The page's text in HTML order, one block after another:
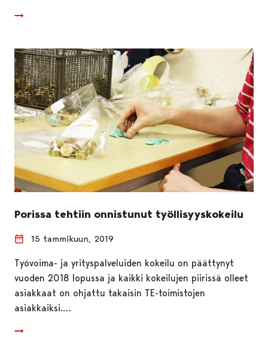
Porissa tehtiin onnistunut työllisyyskokeilu
15 tammikuun, 2019
Työvoima- ja yrityspalveluiden kokeilu on päättynyt
vuoden 2018 lopussa ja kaikki kokeilujen piirissä olleet
asiakkaat on ohjattu takaisin TE-toimistojen
asiakkaiksi.…